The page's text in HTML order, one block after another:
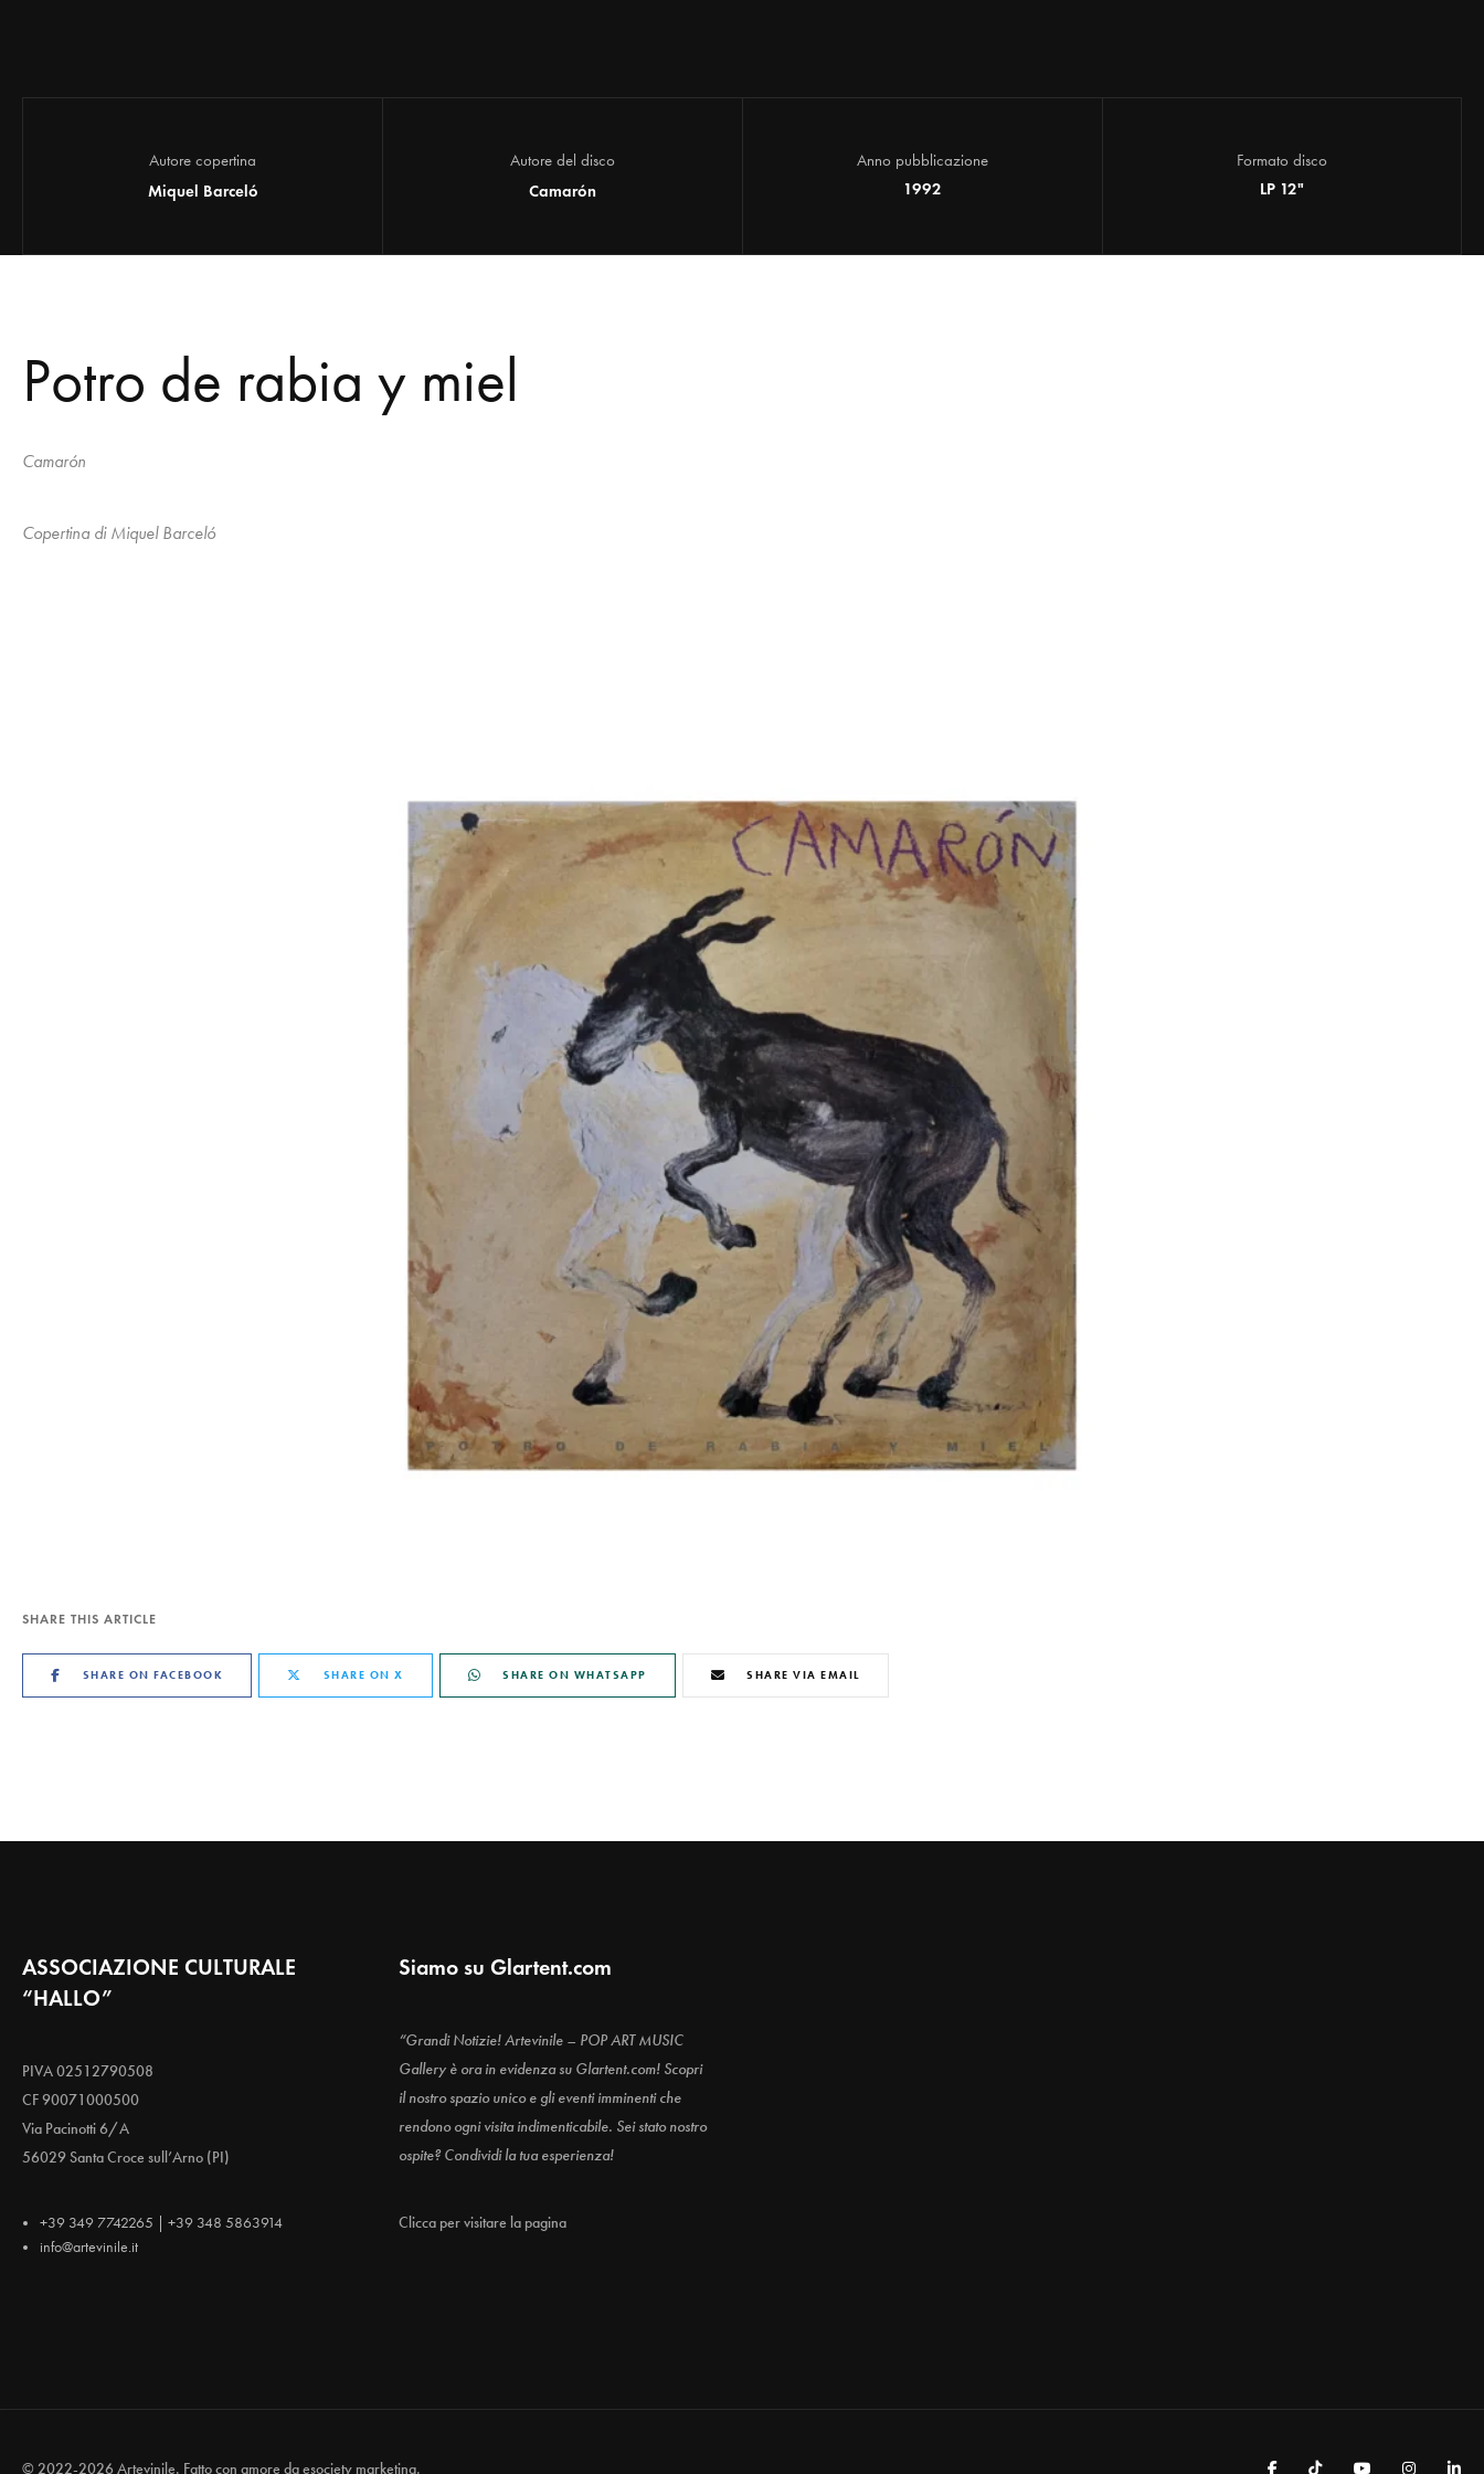
Autore copertina
Miquel Barceló
Autore del disco
Camarón
Anno pubblicazione
1992
Formato disco
LP 12"
Potro de rabia y miel
Camarón
Copertina di Miquel Barceló
SHARE THIS ARTICLE
SHARE ON FACEBOOK SHARE ON X SHARE ON WHATSAPP SHARE VIA EMAIL
ASSOCIAZIONE CULTURALE
“HALLO”
PIVA 02512790508
CF 90071000500
Via Pacinotti 6/A
56029 Santa Croce sull’Arno (PI)
+39 349 7742265 | +39 348 5863914
info@artevinile.it
Siamo su Glartent.com
“Grandi Notizie! Artevinile – POP ART MUSIC
Gallery è ora in evidenza su Glartent.com! Scopri
il nostro spazio unico e gli eventi imminenti che
rendono ogni visita indimenticabile. Sei stato nostro
ospite? Condividi la tua esperienza!
Clicca per visitare la pagina
© 2022-2026 Artevinile. Fatto con amore daesociety marketing.